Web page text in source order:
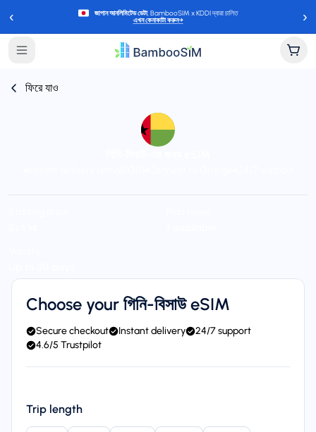
‹ জাপান আনলিমিটেড ডেটা, BambooSIM x KDDI দ্বারা চালিত
এখন কেনাকাটা করুন→ ›
ফিরে যাও
Choose your গিনি-বিসাউ eSIM
Secure checkout Instant delivery
24/7 support
4.6/5 Trustpilot
Trip length